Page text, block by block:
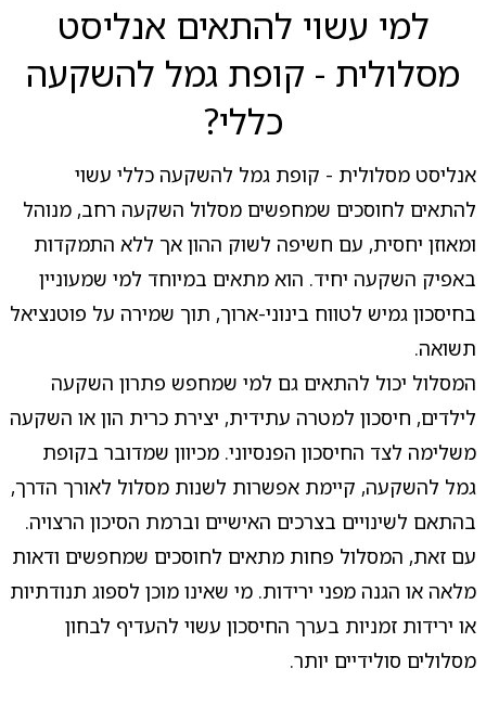
למי עשוי להתאים אנליסט
מסלולית - קופת גמל להשקעה
כללי?
אנליסט מסלולית - קופת גמל להשקעה כללי עשוי
להתאים לחוסכים שמחפשים מסלול השקעה רחב, מנוהל
ומאוזן יחסית, עם חשיפה לשוק ההון אך ללא התמקדות
באפיק השקעה יחיד. הוא מתאים במיוחד למי שמעוניין
בחיסכון גמיש לטווח בינוני-ארוך, תוך שמירה על פוטנציאל
תשואה.
המסלול יכול להתאים גם למי שמחפש פתרון השקעה
לילדים, חיסכון למטרה עתידית, יצירת כרית הון או השקעה
משלימה לצד החיסכון הפנסיוני. מכיוון שמדובר בקופת
גמל להשקעה, קיימת אפשרות לשנות מסלול לאורך הדרך,
בהתאם לשינויים בצרכים האישיים וברמת הסיכון הרצויה.
עם זאת, המסלול פחות מתאים לחוסכים שמחפשים ודאות
מלאה או הגנה מפני ירידות. מי שאינו מוכן לספוג תנודתיות
או ירידות זמניות בערך החיסכון עשוי להעדיף לבחון
מסלולים סולידיים יותר.